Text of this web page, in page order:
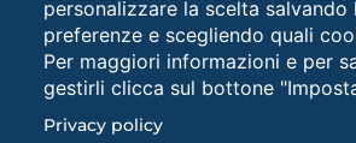
personalizzare la scelta salvando
preferenze e scegliendo quali
Per maggiori informazioni e per
gestirli clicca sul bottone
Privacy policy
Università degli Studi di Foggia • Via